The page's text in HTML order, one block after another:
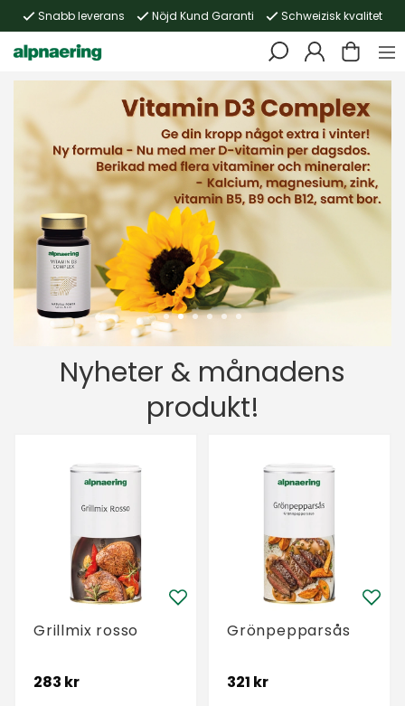
Snabb leverans Nöjd Kund Garanti Schweizisk kvalitet
Nyheter & månadens
produkt!
Grillmix rosso
283 kr
Grönpepparsås
321 kr